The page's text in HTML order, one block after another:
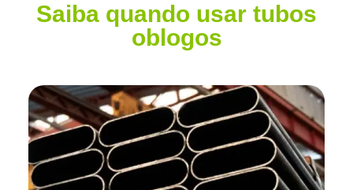
Saiba quando usar tubos
oblogos